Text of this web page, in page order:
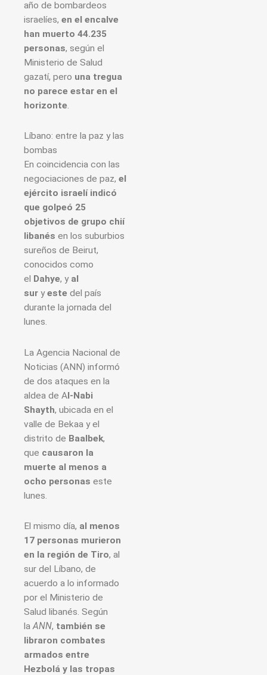
año de bombardeos
israelíes, en el encalve
han muerto 44.235
personas, según el
Ministerio de Salud
gazatí, pero una tregua
no parece estar en el
horizonte.
Líbano: entre la paz y las
bombas
En coincidencia con las
negociaciones de paz, el
ejército israelí indicó
que golpeó 25
objetivos de grupo chií
libanés en los suburbios
sureños de Beirut,
conocidos como
el
Dahye, y al
sur yeste del país
durante la jornada del
lunes.
La Agencia Nacional de
Noticias (ANN) informó
de dos ataques en la
aldea de Al-Nabi
Shayth, ubicada en el
valle de Bekaa y el
distrito de Baalbek,
que causaron la
muerte al menos a
ocho personas este
lunes.
El mismo día, al menos
17 personas murieron
en la región de Tiro, al
sur del Líbano, de
acuerdo a lo informado
por el Ministerio de
Salud libanés. Según
laANN, también se
libraron combates
armados entre
Hezbolá y las tropas